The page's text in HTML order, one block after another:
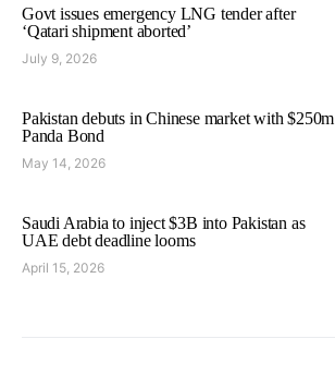
Govt issues emergency LNG tender after
‘Qatari shipment aborted’
July 9, 2026
Pakistan debuts in Chinese market with $250m
Panda Bond
May 14, 2026
Saudi Arabia to inject $3B into Pakistan as
UAE debt deadline looms
April 15, 2026